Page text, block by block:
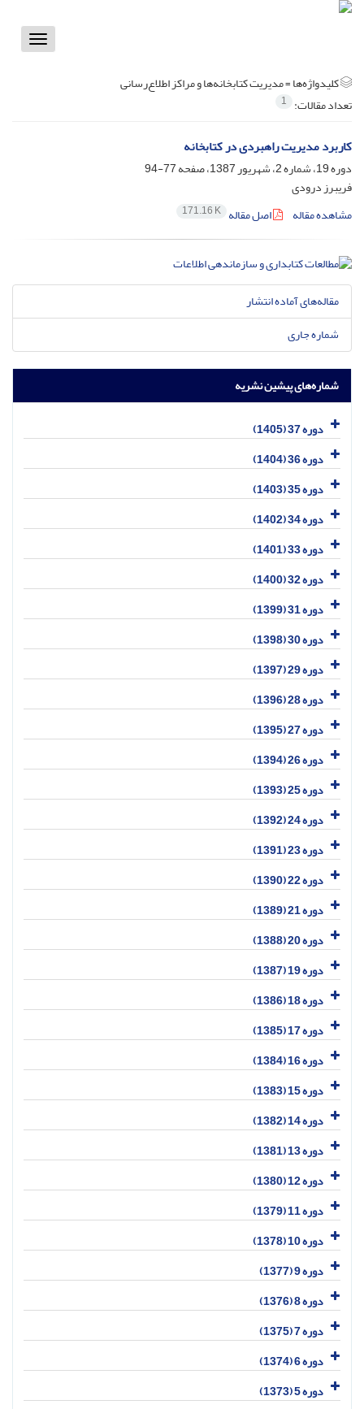
Toggle
کلیدواژه‌ها =مدیریت کتابخانه‌ها و مراکز اطلاع‌رسانی
تعداد مقالات: 1
کاربرد مدیریت راهبردی در کتابخانه
دوره 19، شماره 2، شهریور 1387، صفحه
77-94
فریبرز درودی
مشاهده مقاله
اصل مقاله 171.16 K
مقاله‌های آماده انتشار
شماره جاری
شماره‌های پیشین نشریه
دوره 37 (1405)
دوره 36 (1404)
دوره 35 (1403)
دوره 34 (1402)
دوره 33 (1401)
دوره 32 (1400)
دوره 31 (1399)
دوره 30 (1398)
دوره 29 (1397)
دوره 28 (1396)
دوره 27 (1395)
دوره 26 (1394)
دوره 25 (1393)
دوره 24 (1392)
دوره 23 (1391)
دوره 22 (1390)
دوره 21 (1389)
دوره 20 (1388)
دوره 19 (1387)
دوره 18 (1386)
دوره 17 (1385)
دوره 16 (1384)
دوره 15 (1383)
دوره 14 (1382)
دوره 13 (1381)
دوره 12 (1380)
دوره 11 (1379)
دوره 10 (1378)
دوره 9 (1377)
دوره 8 (1376)
دوره 7 (1375)
دوره 6 (1374)
دوره 5 (1373)